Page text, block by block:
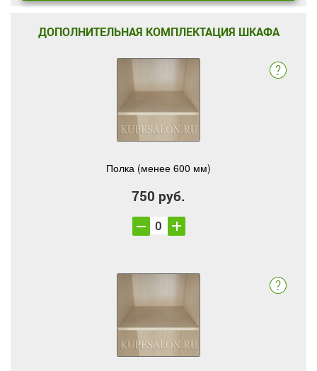
ДОПОЛНИТЕЛЬНАЯ КОМПЛЕКТАЦИЯ ШКАФА
Полка (менее 600 мм)
750 руб.